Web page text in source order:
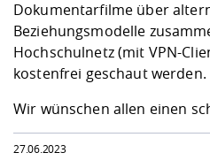
Dokumentarfilme über
Beziehungsmodelle
Hochschulnetz (mit VPN-
kostenfrei geschaut werden.
Wir wünschen allen einen
27.06.2023